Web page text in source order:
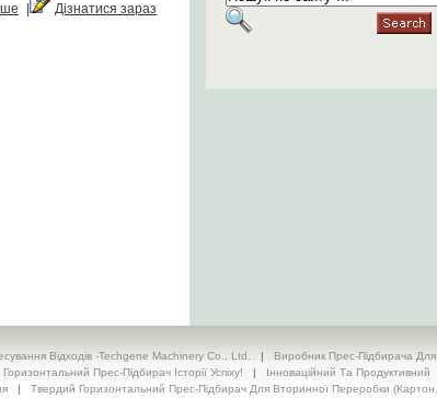
Дізнатися зараз
Відходів -Techgene Machinery Co., Ltd. |
Виробник Прес-Підбирача Для
Горизонтальний Прес-Підбирач Історії Успіху! |
Інноваційний Та Продуктивний
| Твердий Горизонтальний Прес-Підбирач Для Вторинної Переробки (картон,